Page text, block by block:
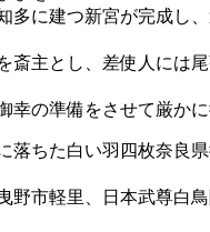
多に建つ新宮が完成し
斎主とし、差使人には
幸の準備をさせて厳かに
落ちた白い羽四枚奈良
野市軽里、日本武尊白